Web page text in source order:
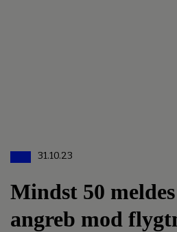
31.10.23
Mindst 50
angreb mod